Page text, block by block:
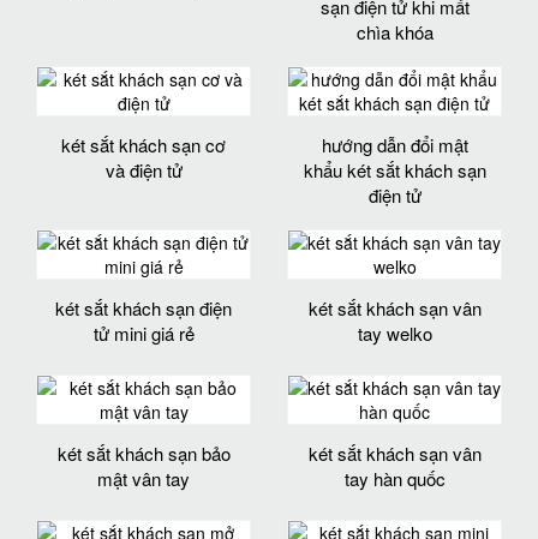
sạn điện tử khi mất
chìa khóa
két sắt khách sạn cơ
và điện tử
hướng dẫn đổi mật
khẩu két sắt khách sạn
điện tử
két sắt khách sạn điện
tử mini giá rẻ
két sắt khách sạn vân
tay welko
két sắt khách sạn bảo
mật vân tay
két sắt khách sạn vân
tay hàn quốc